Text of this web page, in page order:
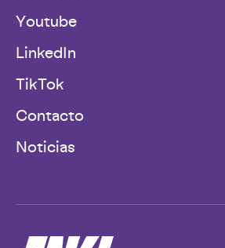
Youtube
LinkedIn
TikTok
Contacto
Noticias